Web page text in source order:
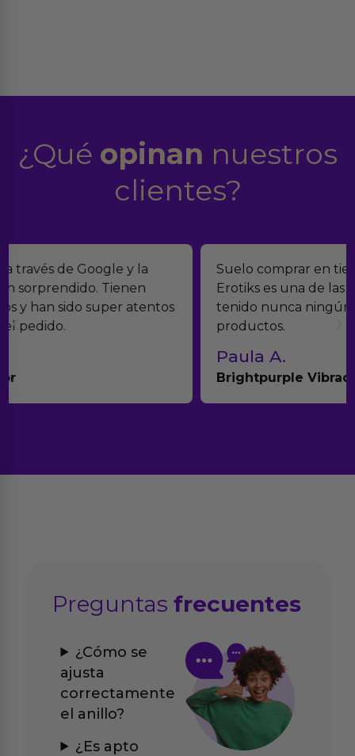
¿Qué opinan nuestros
clientes?
Suelo comprar en tiendas eróticas online, y
Erotiks es una de las que más me gustan. No he
tenido nunca ningún problema con los
productos.
Brightpurple Vibrador y Rotador
Preguntasfrecuentes
¿Cómo se
ajusta
correctamente
el anillo?
¿Es apto